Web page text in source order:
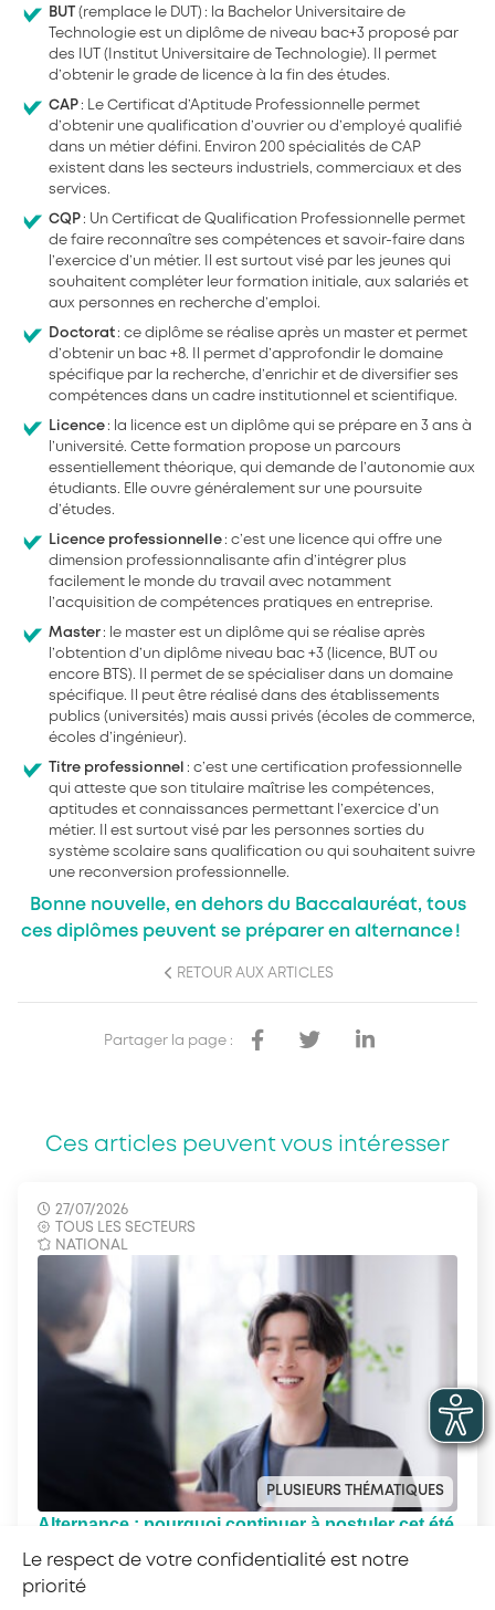
BUT
(remplace le DUT) : la Bachelor Universitaire de
Technologie est un diplôme de niveau bac+3 proposé par
des IUT (Institut Universitaire de Technologie). Il permet
d’obtenir le grade de licence à la fin des études.
CAP : Le Certificat d’Aptitude Professionnelle permet
d’obtenir une qualification d’ouvrier ou d’employé qualifié
dans un métier défini. Environ 200 spécialités de CAP
existent dans les secteurs industriels, commerciaux et des
services.
CQP : Un Certificat de Qualification Professionnelle permet
de faire reconnaître ses compétences et savoir-faire dans
l’exercice d’un métier. Il est surtout visé par les jeunes qui
souhaitent compléter leur formation initiale, aux salariés et
aux personnes en recherche d’emploi.
Doctorat : ce diplôme se réalise après un master et permet
d’obtenir un bac +8. Il permet d’approfondir le domaine
spécifique par la recherche, d’enrichir et de diversifier ses
compétences dans un cadre institutionnel et scientifique.
Licence : la licence est un diplôme qui se prépare en 3 ans à
l’université. Cette formation propose un parcours
essentiellement théorique, qui demande de l’autonomie aux
étudiants. Elle ouvre généralement sur une poursuite
d’études.
Licence professionnelle : c’est une licence qui offre une
dimension professionnalisante afin d’intégrer plus
facilement le monde du travail avec notamment
l’acquisition de compétences pratiques en entreprise.
Master : le master est un diplôme qui se réalise après
l’obtention d’un diplôme niveau bac +3 (licence, BUT ou
encore BTS). Il permet de se spécialiser dans un domaine
spécifique. Il peut être réalisé dans des établissements
publics (universités) mais aussi privés (écoles de commerce,
écoles d’ingénieur).
Titre professionnel : c’est une certification professionnelle
qui atteste que son titulaire maîtrise les compétences,
aptitudes et connaissances permettant l’exercice d’un
métier. Il est surtout visé par les personnes sorties du
système scolaire sans qualification ou qui souhaitent suivre
une reconversion professionnelle.
Bonne nouvelle, en dehors du Baccalauréat, tous
ces diplômes peuvent se préparer en alternance !
RETOUR AUX ARTICLES
Partager la page :
Ces articles peuvent vous intéresser
27/07/2026
TOUS LES SECTEURS
NATIONAL
PLUSIEURS THÉMATIQUES
Alternance : pourquoi continuer à postuler cet été
Le respect de votre confidentialité est notre
priorité